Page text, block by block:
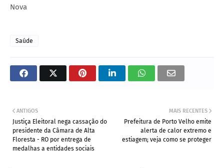
Nova
Saúde
MAIS RECENTES
Prefeitura de Porto Velho emite
alerta de calor extremo e
estiagem; veja como se proteger
ANTIGOS
Justiça Eleitoral nega cassação do
presidente da Câmara de Alta
Floresta - RO por entrega de
medalhas a entidades sociais